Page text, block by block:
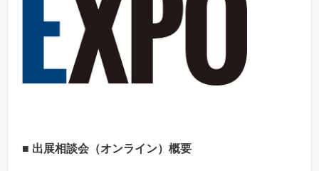
■ 出展相談会（オンライン）概要